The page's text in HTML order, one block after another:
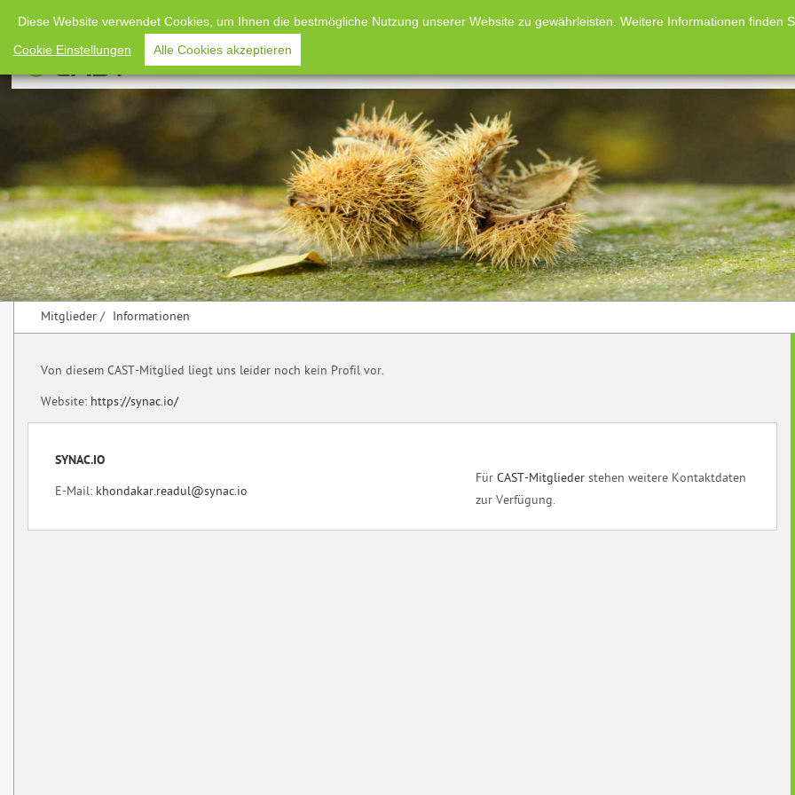
Home
Mitglieder / Informationen
Von diesem CAST-Mitglied liegt uns leider noch kein Profil vor.
Website: https://synac.io/
SYNAC.IO
E-Mail: khondakar.readul@synac.io
FürCAST-Mitglieder stehen weitere Kontaktdaten
zur Verfügung.
Diese Website verwendet Cookies, um Ihnen die bestmögliche Nutzung unserer Website zu gewährleisten. Weitere Informationen finden
Cookie Einstellungen
Alle Cookies akzeptieren